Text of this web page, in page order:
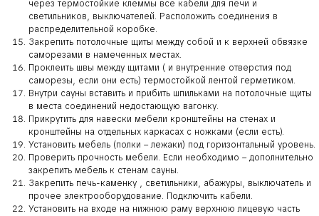
через термостойкие клеммы все кабели для печи и
светильников, выключателей. Расположить соединения в
распределительной коробке.
Закрепить потолочные щиты между собой и к верхней обвязке
саморезами в намеченных местах.
Проклеить швы между щитами ( и внутренние отверстия под
саморезы, если они есть) термостойкой лентой герметиком.
Внутри сауны вставить и прибить шпильками на потолочные щиты
в места соединений недостающую вагонку.
Прикрутить для навески мебели кронштейны на стенах и
кронштейны на отдельных каркасах с ножками (если есть).
Установить мебель (полки – лежаки) под горизонтальный уровень.
Проверить прочность мебели. Если необходимо – дополнительно
закрепить мебель к стенам сауны.
Закрепить печь-каменку , светильники, абажуры, выключатель и
прочее электрооборудование. Подключить кабели.
Установить на входе на нижнюю раму верхнюю лицевую часть